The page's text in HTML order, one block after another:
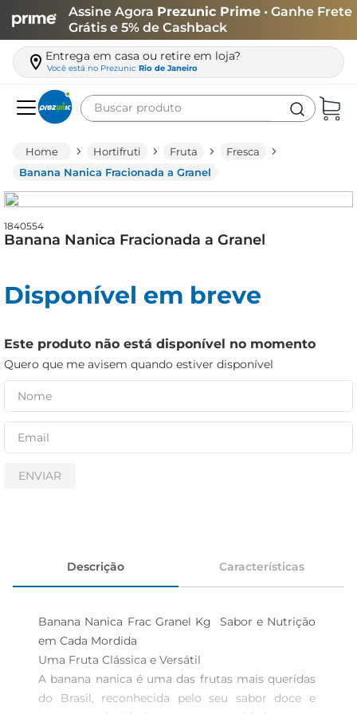
Assine Agora Prezunic Prime • Ganhe Frete
Grátis e 5% de Cashback
Entrega em casa ou retire em loja?
Você está no Prezunic Rio de Janeiro
Buscar produto
Hortifruti Fruta
Fresca
Banana Nanica Fracionada a Granel
1840554
Banana Nanica Fracionada a Granel
Disponível em breve
Este produto não está disponível no momento
Quero que me avisem quando estiver disponível
ENVIAR
Descrição Características
Banana Nanica Frac Granel Kg  Sabor e Nutrição
em Cada Mordida
Uma Fruta Clássica e Versátil
A banana nanica é uma das frutas mais queridas
do Brasil, reconhecida pelo seu sabor doce e
leite
queijo
azeite
iogurte
papel higiênico